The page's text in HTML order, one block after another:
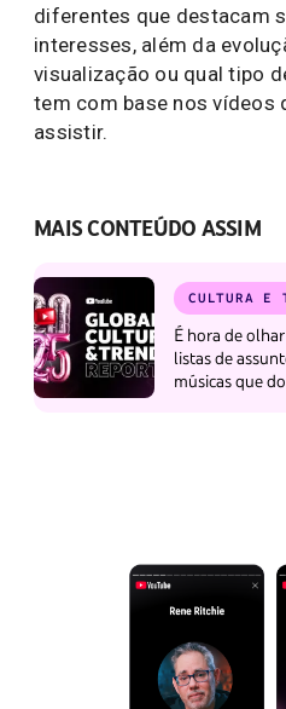
diferentes que destacam
interesses, além da
visualização ou qual tipo
tem com base nos vídeos
assistir.
MAIS CONTEÚDO ASSIM
CULTURA E
É hora de
listas de
músicas que